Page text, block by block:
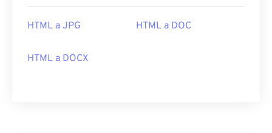
HTML a JPG HTML a DOC
HTML a DOCX